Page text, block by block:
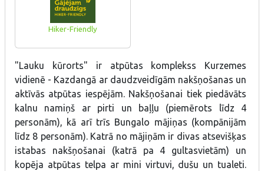
Hiker-Friendly
"Lauku kūrorts" ir atpūtas komplekss Kurzemes
vidienē - Kazdangā ar daudzveidīgām nakšņošanas un
aktīvās atpūtas iespējām. Nakšņošanai tiek piedāvāts
kalnu namiņš ar pirti un baļļu (piemērots līdz 4
personām), kā arī trīs Bungalo mājiņas (kompānijām
līdz 8 personām). Katrā no mājiņām ir divas atsevišķas
istabas nakšņošanai (katrā pa 4 gultasvietām) un
kopēja atpūtas telpa ar mini virtuvi, dušu un tualeti.